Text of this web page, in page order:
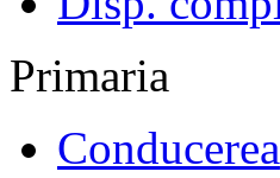
Primaria
Conducerea